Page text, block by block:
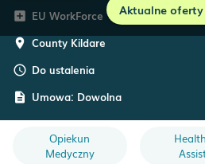
Aktualne
add_box EU WorkForce
room County Kildare
schedule Do ustalenia
description Umowa: Dowolna
Opiekun
Medyczny